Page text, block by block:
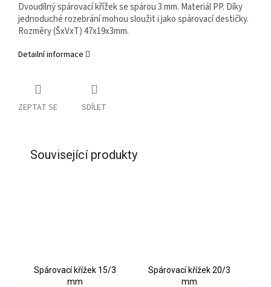
Dvoudílný spárovací křížek se spárou 3 mm. Materiál PP. Díky
jednoduché rozebrání mohou sloužit i jako spárovací destičky.
Rozměry (ŠxVxT) 47x19x3mm.
Detailní informace
ZEPTAT SE SDÍLET
Související produkty
Spárovací křížek 15/3
mm
Spárovací křížek 20/3
mm